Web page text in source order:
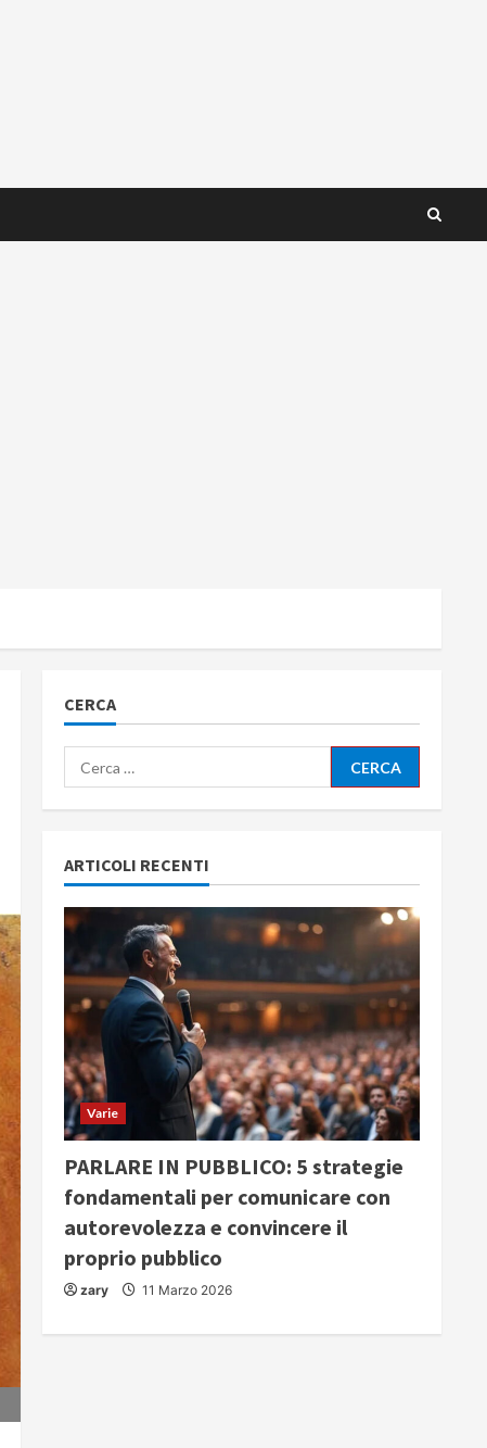
CERCA
Ricerca
per:
ARTICOLI RECENTI
Varie
PARLARE IN PUBBLICO: 5 strategie
fondamentali per comunicare con
autorevolezza e convincere il
proprio pubblico
zary 11 Marzo 2026